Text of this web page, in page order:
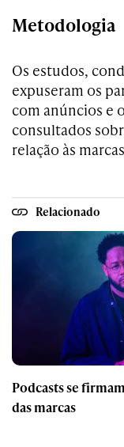
Metodologia
Os estudos,
expuseram os
com anúncios e
consultados
relação às
Relacionado
Podcasts se
das marcas